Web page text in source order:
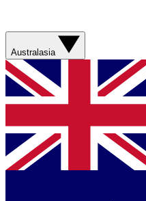
Australasia